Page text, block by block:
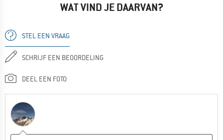
WAT VIND JE DAARVAN?
STEL EEN VRAAG
SCHRIJF EEN BEOORDELING
DEEL EEN FOTO